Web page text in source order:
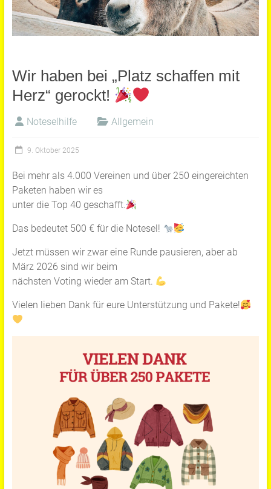
Wir haben bei „Platz schaffen mit
Herz“ gerockt!
Noteselhilfe Allgemein
9. Oktober 2025
Bei mehr als 4.000 Vereinen und über 250 eingereichten
Paketen haben wir es
unter die Top 40 geschafft.
Das bedeutet 500 € für die Notesel!
Jetzt müssen wir zwar eine Runde pausieren, aber ab
März 2026 sind wir beim
nächsten Voting wieder am Start.
Vielen lieben Dank für eure Unterstützung und Pakete!